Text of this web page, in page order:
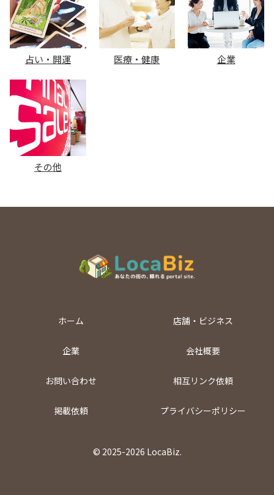
占い・開運 医療・健康 企業
その他
ホーム 店舗・ビジネス
企業 会社概要
お問い合わせ 相互リンク依頼
掲載依頼 プライバシーポリシー
© 2025-2026 LocaBiz.